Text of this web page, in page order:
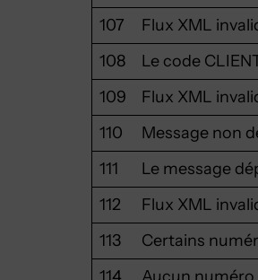
107
Flux XML
108
Le code
109
Flux XML
110
Message non
111
Le message
112
Flux XML
113
Certains